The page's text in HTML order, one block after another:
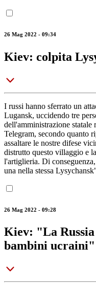
26 Mag 2022 - 09:34
Kiev: colpita
I russi hanno sferrato un
Lugansk, uccidendo tre
dell'amministrazione
Telegram, secondo quanto
assaltare le nostre difese
distrutto questo villaggio e
l'artiglieria. Di
una nella stessa
26 Mag 2022 - 09:28
Kiev: "La
bambini ucraini"